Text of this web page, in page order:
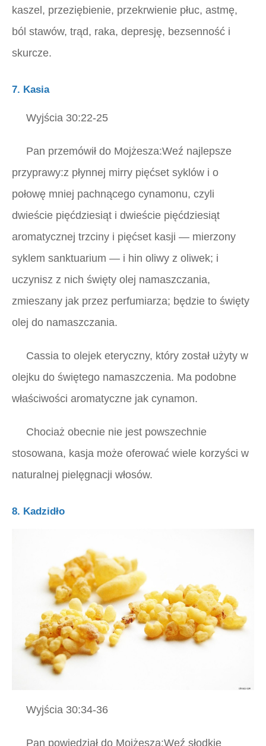
kaszel, przeziębienie, przekrwienie płuc, astmę,
ból stawów, trąd, raka, depresję, bezsenność i
skurcze.
7. Kasia
Wyjścia 30:22-25
Pan przemówił do Mojżesza:Weź najlepsze
przyprawy:z płynnej mirry pięćset syklów i o
połowę mniej pachnącego cynamonu, czyli
dwieście pięćdziesiąt i dwieście pięćdziesiąt
aromatycznej trzciny i pięćset kasji — mierzony
syklem sanktuarium — i hin oliwy z oliwek; i
uczynisz z nich święty olej namaszczania,
zmieszany jak przez perfumiarza; będzie to święty
olej do namaszczania.
Cassia to olejek eteryczny, który został użyty w
olejku do świętego namaszczenia. Ma podobne
właściwości aromatyczne jak cynamon.
Chociaż obecnie nie jest powszechnie
stosowana, kasja może oferować wiele korzyści w
naturalnej pielęgnacji włosów.
8. Kadzidło
Wyjścia 30:34-36
Pan powiedział do Mojżesza:Weź słodkie